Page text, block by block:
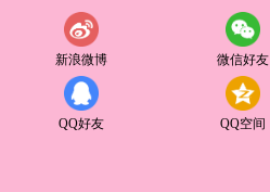
新浪微博 微信好友
QQ好友 QQ空间